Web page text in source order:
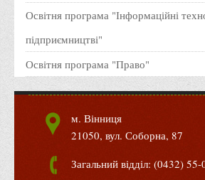
діяльності"
Освітня програма "Маркетинг"
Освітня програма "Логістика"
Освітня програма "Підприємництво
Освітня програма "Готельно-
Освітня програма "Міжнародний
Освітня програма "Туризм і